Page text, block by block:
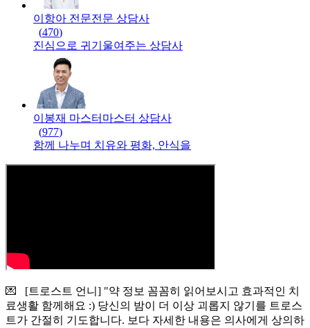
이항아 전문전문 상담사
(470)
진심으로 귀기울여주는 상담사
이봉재 마스터 마스터 상담사
(977)
함께 나누며 치유와 평화, 안식을
💌 [트로스트 언니] "약 정보 꼼꼼히 읽어보시고 효과적인 치
료생활 함께해요 :) 당신의 밤이 더 이상 괴롭지 않기를 트로스
트가 간절히 기도합니다. 보다 자세한 내용은 의사에게 상의하